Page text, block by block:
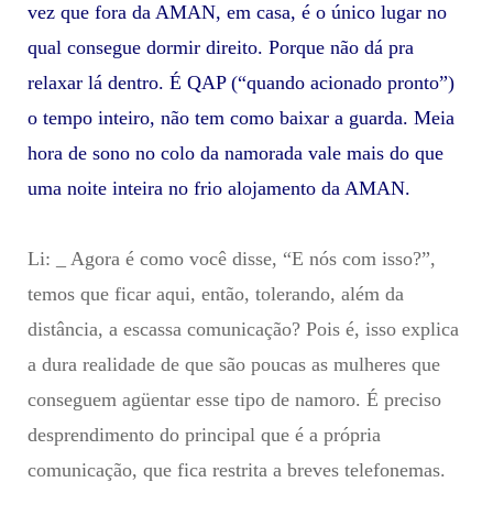
vez que fora da AMAN, em casa, é o único lugar no
qual consegue dormir direito. Porque não dá pra
relaxar lá dentro. É QAP (“quando acionado pronto”)
o tempo inteiro, não tem como baixar a guarda. Meia
hora de sono no colo da namorada vale mais do que
uma noite inteira no frio alojamento da AMAN.
Li: _ Agora é como você disse, “E nós com isso?”,
temos que ficar aqui, então, tolerando, além da
distância, a escassa comunicação? Pois é, isso explica
a dura realidade de que são poucas as mulheres que
conseguem agüentar esse tipo de namoro. É preciso
desprendimento do principal que é a própria
comunicação, que fica restrita a breves telefonemas.